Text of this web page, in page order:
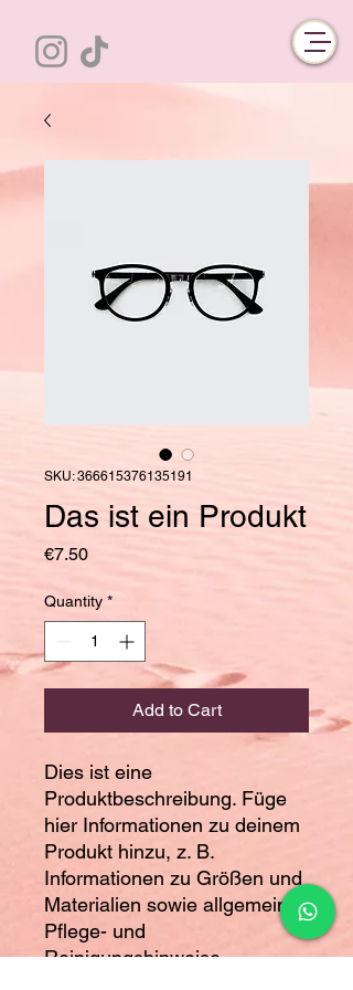
SKU: 366615376135191
Das ist ein Produkt
€7.50Price
Quantity *
Add to Cart
Dies ist eine
Produktbeschreibung. Füge
hier Informationen zu deinem
Produkt hinzu, z. B.
Informationen zu Größen und
Materialien sowie allgemeine
Pflege- und
Reinigungshinweise.